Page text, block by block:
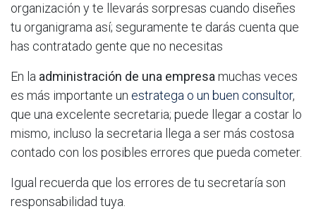
organización y te llevarás sorpresas cuando diseñes
tu organigrama así; seguramente te darás cuenta que
has contratado gente que no necesitas
En la administración de una empresa muchas veces
es más importante un estratega o un buen consultor,
que una excelente secretaria; puede llegar a costar lo
mismo, incluso la secretaria llega a ser más costosa
contado con los posibles errores que pueda cometer.
Igual recuerda que los errores de tu secretaría son
responsabilidad tuya.